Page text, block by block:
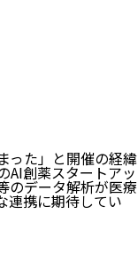
った」と開催の経緯
AI創薬スタートアッ
のデータ解析が医療
連携に期待してい